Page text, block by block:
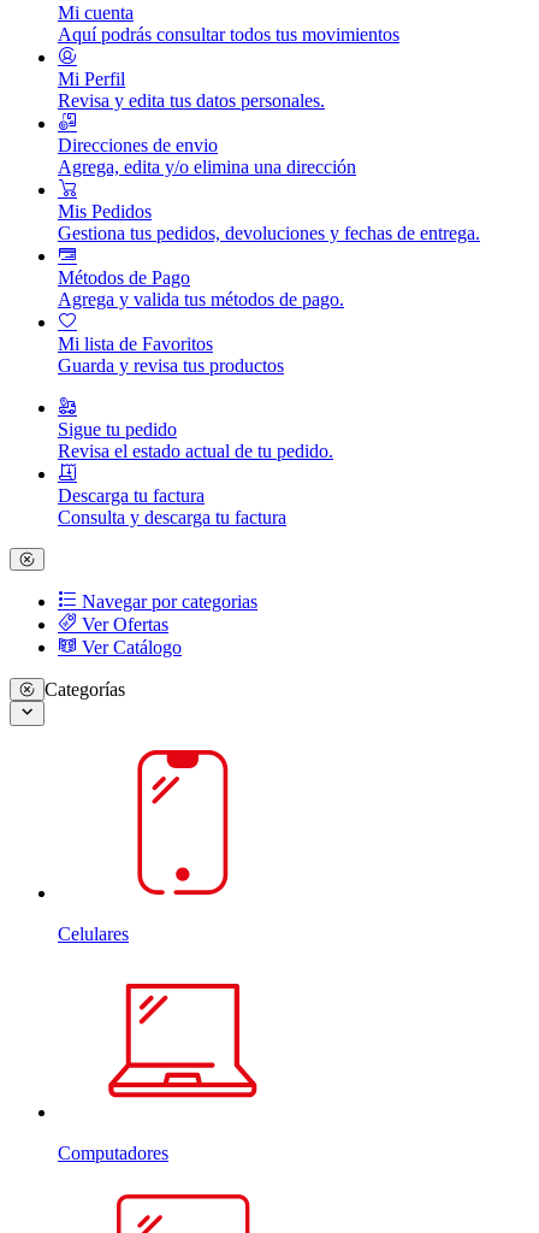
Mi cuenta
Aquí podrás consultar todos tus movimientos
Mi Perfil
Revisa y edita tus datos personales.
Direcciones de envio
Agrega, edita y/o elimina una dirección
Mis Pedidos
Gestiona tus pedidos, devoluciones y fechas de entrega.
Métodos de Pago
Agrega y valida tus métodos de pago.
Mi lista de Favoritos
Guarda y revisa tus productos
Sigue tu pedido
Revisa el estado actual de tu pedido.
Descarga tu factura
Consulta y descarga tu factura
Navegar por categorias
Ver Ofertas
Ver Catálogo
Categorías
Celulares
Computadores